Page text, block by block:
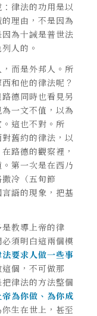
律法的功用是以
理由，不是因為
為十誡是普世法
人的。
而是外邦人。所
和他的律法呢？
德同時也看見另
一文不值，以為
這也不對。所
舊約的律法，以
路德的觀察裡，
第一次是在西乃
冷（五旬節
語的現象，把基
教導上帝的律
須明白這兩個模
法要求人做一些事
個，不可做那
把律法的方法整個
為你做、為你成
生在世上，甚至